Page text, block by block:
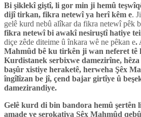
Bi şiklekî giştî, li gor min ji hemû
dijî tirkan, fikra netewî ya herî kêm e.
gelê kurd nebû alîkar da fikra netewî pêk
fikra netewî bi awakî nesiruştî hatiye
diçe zêde diteime û înkara wê ne pêkan e.
Mahmûd bê ku tirkên ji wan neferet tê
Kurdistanek serbixwe damezirîne,
başûr xistiye heraketê, herweha Şêx
îngîlîzan be jî, çend bajar girtîye û
damezirandiye.
Gelê kurd di bin bandora hemû
amade ye serokatiya Şêx Mahmûd